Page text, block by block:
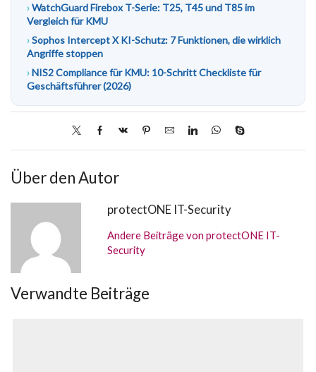
WatchGuard Firebox T-Serie: T25, T45 und T85 im
Vergleich für KMU
Sophos Intercept X KI-Schutz: 7 Funktionen, die wirklich
Angriffe stoppen
NIS2 Compliance für KMU: 10-Schritt Checkliste für
Geschäftsführer (2026)
Über den Autor
protectONE IT-Security
Andere Beiträge von protectONE IT-
Security
Verwandte Beiträge